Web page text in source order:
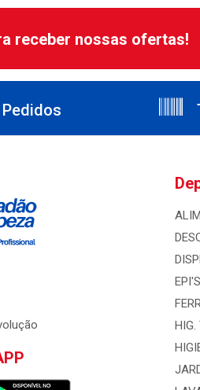
receber nossas ofertas!
EPI'S
HIG.